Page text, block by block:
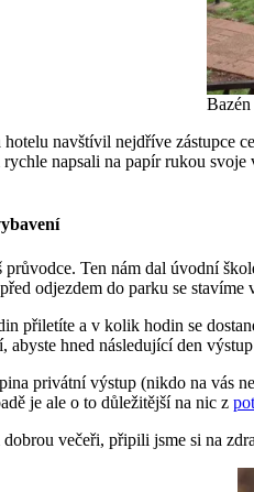
navštívil nejdříve zástupce
rychle napsali na papír rukou
Ten nám dal úvodní
odjezdem do parku se
přiletíte a v kolik hodin se
abyste hned následující den
privátní výstup (nikdo na vás
je ale o to důležitější na nic z
dobrou večeři, připili jsme si na